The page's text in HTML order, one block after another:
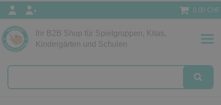
0.00 CHF
Ihr B2B Shop für Spielgruppen, Kitas,
Kindergärten und Schulen
Papeterie